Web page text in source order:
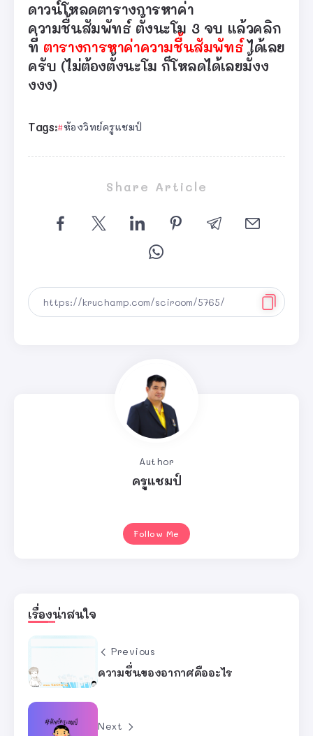
ดาวน์โหลดตารางการหาค่า
ความชื้นสัมพัทธ์ ตั้งนะโม 3 จบ แล้วคลิก
ที่ ตารางการหาค่าความชื้นสัมพัทธ์ ได้เลย
ครับ (ไม่ต้องตั้งนะโม ก็โหลดได้เลยมั้งง
งงง)
Tags: ห้องวิทย์ครูแชมป์
Share Article
Author
ครูแชมป์
Follow Me
เรื่องน่าสนใจ
Previous
ความชื่นของอากาศคืออะไร
Next